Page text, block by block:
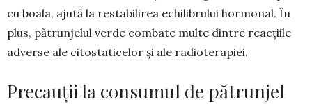
cu boala, ajută la restabilirea echili­bru­lui hor­mo­nal. În
plus, pă­trunjelul verde com­bate multe din­tre reacțiile
adverse ale citostati­ce­lor și ale radiote­rapiei.
Precauții la consumul de pătrunjel